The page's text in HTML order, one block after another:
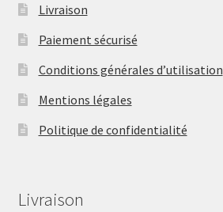
Livraison
Paiement sécurisé
Conditions générales d’utilisation
Mentions légales
Politique de confidentialité
Livraison